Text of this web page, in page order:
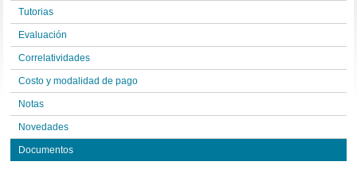
Tutorias
Evaluación
Correlatividades
Costo y modalidad de pago
Notas
Novedades
Documentos